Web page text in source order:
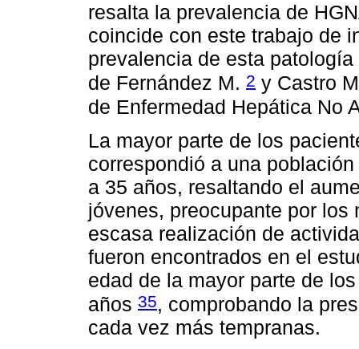
resalta la prevalencia de
coincide con este trabajo de
prevalencia de esta
de Fernández M. 2 y Castro
de Enfermedad Hepática No
La mayor parte de los
correspondió a una
a 35 años, resaltando el
jóvenes, preocupante por
escasa realización de
fueron encontrados en el
edad de la mayor parte de
años 35, comprobando la
cada vez más tempranas.